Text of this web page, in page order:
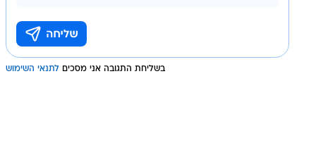
בשליחת התגובה אני מסכים לתנאי השימוש